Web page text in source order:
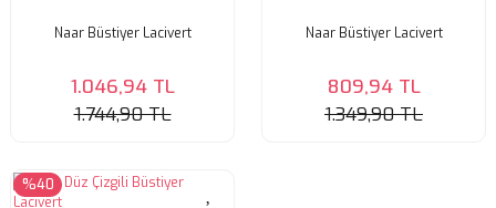
Naar Büstiyer Lacivert
1.046,94 TL
1.744,90 TL
Naar Büstiyer Lacivert
809,94 TL
1.349,90 TL
%40